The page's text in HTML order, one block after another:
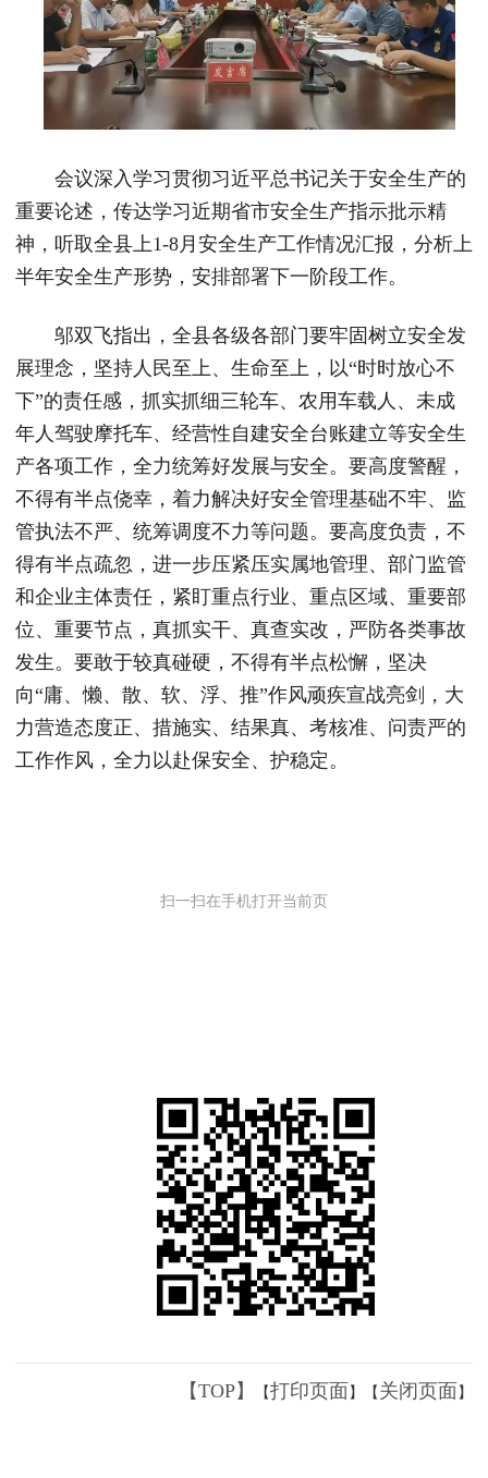
会议深入学习贯彻习近平总书记关于安全生产的
重要论述，传达学习近期省市安全生产指示批示精
神，听取全县上1-8月安全生产工作情况汇报，分析上
半年安全生产形势，安排部署下一阶段工作。
邬双飞指出，全县各级各部门要牢固树立安全发
展理念，坚持人民至上、生命至上，以“时时放心不
下”的责任感，抓实抓细三轮车、农用车载人、未成
年人驾驶摩托车、经营性自建安全台账建立等安全生
产各项工作，全力统筹好发展与安全。要高度警醒，
不得有半点侥幸，着力解决好安全管理基础不牢、监
管执法不严、统筹调度不力等问题。要高度负责，不
得有半点疏忽，进一步压紧压实属地管理、部门监管
和企业主体责任，紧盯重点行业、重点区域、重要部
位、重要节点，真抓实干、真查实改，严防各类事故
发生。要敢于较真碰硬，不得有半点松懈，坚决
向“庸、懒、散、软、浮、推”作风顽疾宣战亮剑，大
力营造态度正、措施实、结果真、考核准、问责严的
工作作风，全力以赴保安全、护稳定。
扫一扫在手机打开当前页
【TOP】 【打印页面】【 关闭页面】